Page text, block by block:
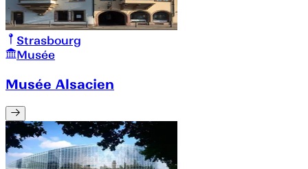
Strasbourg
Musée
Musée Alsacien